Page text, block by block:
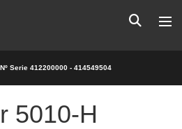
Serie 412200000 - 414549504
5010-H